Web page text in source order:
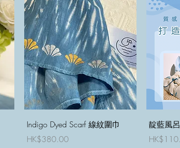
快速瀏覽
Indigo Dyed Scarf 線紋圍巾
價格
HK$380.00
靛藍風
價格